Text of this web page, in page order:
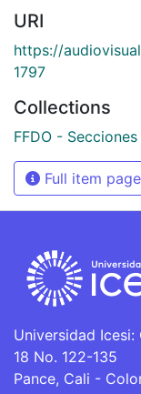
URI
https://
1797
Collections
FFDO -
Full item page
Universidad Icesi:
18 No. 122-135
Pance, Cali -